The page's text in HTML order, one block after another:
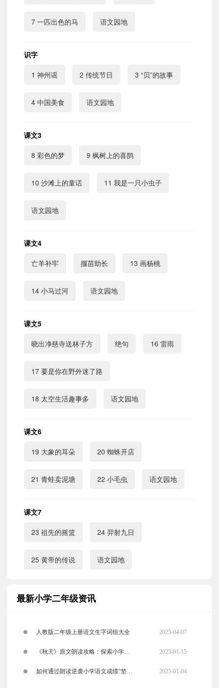
7 一匹出色的马 语文园地
识字
1 神州谣 2 传统节日 3 “贝”的故事
4 中国美食 语文园地
课文3
8 彩色的梦 9 枫树上的喜鹊
10 沙滩上的童话 11 我是一只小虫子
语文园地
课文4
亡羊补牢 揠苗助长 13 画杨桃
14 小马过河 语文园地
课文5
晓出净慈寺送林子方 绝句 16 雷雨
17 要是你在野外迷了路
18 太空生活趣事多 语文园地
课文6
19 大象的耳朵 20 蜘蛛开店
21 青蛙卖泥塘 22 小毛虫 语文园地
课文7
23 祖先的摇篮 24 羿射九日
25 黄帝的传说 语文园地
最新小学二年级资讯
人教版二年级上册语文生字词组大全 2025-04-07
《秋天》原文朗读攻略：探索小学课
文的魅力与朗读技巧
2025-01-15
如何通过朗读逆袭小学语文成绩“垫 2025-01-04